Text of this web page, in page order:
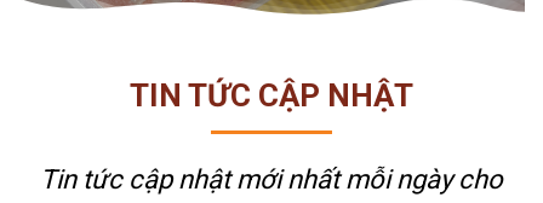
TIN TỨC CẬP NHẬT
Tin tức cập nhật mới nhấtmỗi ngày cho